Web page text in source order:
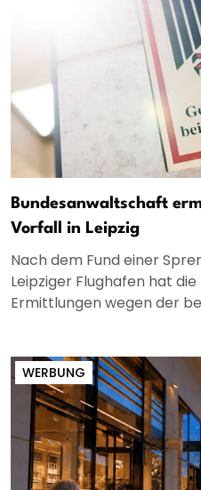
Bundesanwaltschaft
Vorfall in Leipzig
Nach dem Fund einer
Leipziger Flughafen hat
Ermittlungen wegen der
WERBUNG